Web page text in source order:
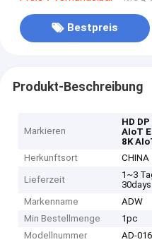
Bestpreis
Produkt-Beschreibung
Markieren
HD
AIoT
8K
Herkunftsort
CHINA
Lieferzeit
1~3
Markenname
ADW
Min Bestellmenge
1pc
Modellnummer
AD-